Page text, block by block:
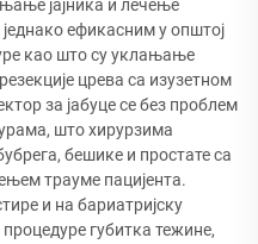
јајника и лечење
ефикасним у општој
као што су уклањање
црева са изузетном
за јабуце се без проблем
што хирурзима
бешике и простате са
трауме пацијента.
и на бариатријску
губитка тежине,